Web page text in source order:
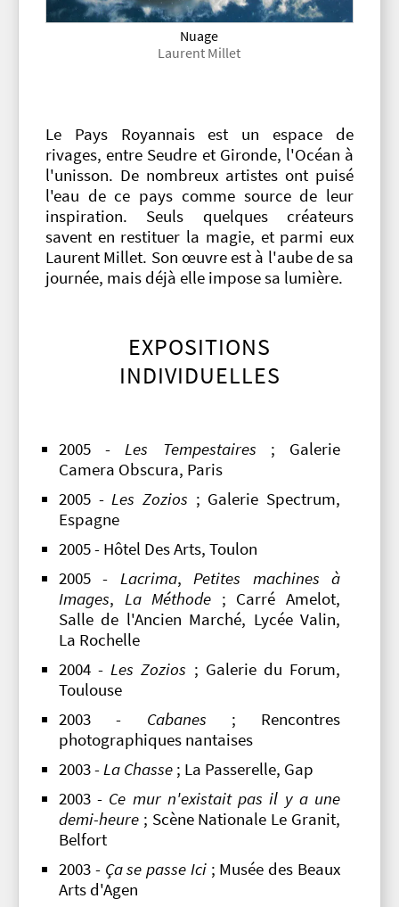
Nuage
Laurent Millet
Le Pays Royannais est un espace de
rivages, entre Seudre et Gironde, l'Océan à
l'unisson. De nombreux artistes ont puisé
l'eau de ce pays comme source de leur
inspiration. Seuls quelques créateurs
savent en restituer la magie, et parmi eux
Laurent Millet. Son œuvre est à l'aube de sa
journée, mais déjà elle impose sa lumière.
EXPOSITIONS
INDIVIDUELLES
2005 -Les Tempestaires ; Galerie
Camera Obscura, Paris
2005 -Les Zozios ; Galerie Spectrum,
Espagne
2005 - Hôtel Des Arts, Toulon
2005 - Lacrima,Petites machines à
Images, La Méthode ; Carré Amelot,
Salle de l'Ancien Marché, Lycée Valin,
La Rochelle
2004 -Les Zozios ; Galerie du Forum,
Toulouse
2003 - Cabanes ; Rencontres
photographiques nantaises
2003 -La Chasse ; La Passerelle, Gap
2003 - Ce mur n'existait pas il y a une
demi-heure ; Scène Nationale Le Granit,
Belfort
2003 - Ça se passe Ici; Musée des Beaux
Arts d'Agen